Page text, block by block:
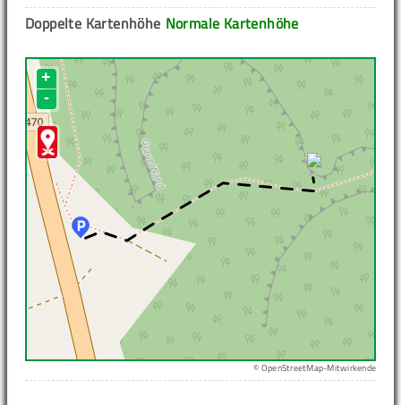
Normale Kartenhöhe
Doppelte Kartenhöhe
+
-
© OpenStreetMap-Mitwirkende